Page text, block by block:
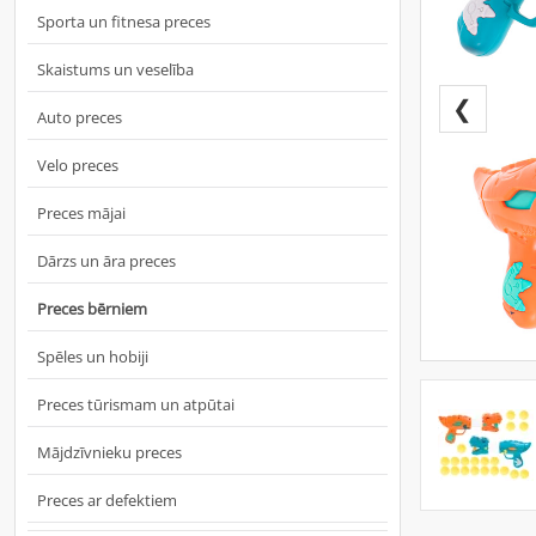
Sporta un fitnesa preces
Skaistums un veselība
Auto preces
Velo preces
Preces mājai
Dārzs un āra preces
Preces bērniem
Spēles un hobiji
Preces tūrismam un atpūtai
Mājdzīvnieku preces
Preces ar defektiem
❮